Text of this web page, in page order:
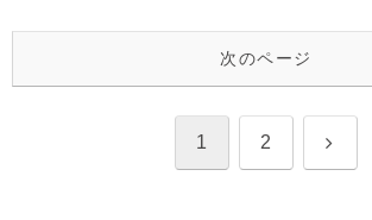
次のページ
1 2 次